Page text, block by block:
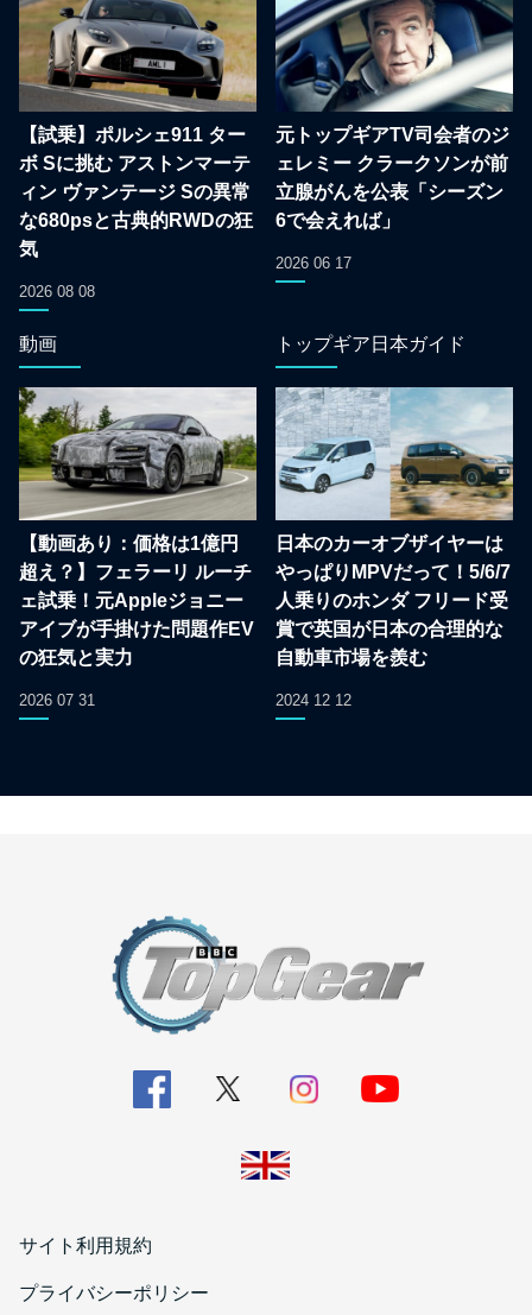
【試乗】ポルシェ911 ター
ボ Sに挑む アストンマーテ
ィン ヴァンテージ Sの異常
な680psと古典的RWDの狂
気
2026 08 08
元トップギアTV司会者のジ
ェレミー クラークソンが前
立腺がんを公表「シーズン
6で会えれば」
2026 06 17
動画
【動画あり：価格は1億円
超え？】フェラーリ ルーチ
ェ試乗！元Appleジョニー
アイブが手掛けた問題作EV
の狂気と実力
2026 07 31
トップギア日本ガイド
日本のカーオブザイヤーは
やっぱりMPVだって！5/6/7
人乗りのホンダ フリード受
賞で英国が日本の合理的な
自動車市場を羨む
2024 12 12
サイト利用規約
プライバシーポリシー